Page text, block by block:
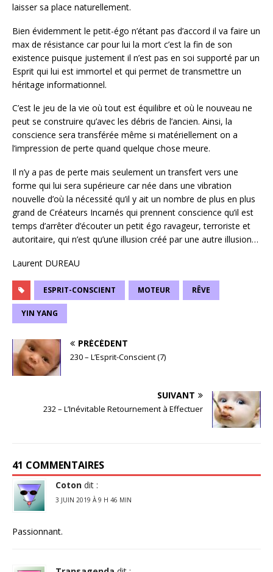
laisser sa place naturellement.
Bien évidemment le petit-égo n’étant pas d’accord il va faire un
max de résistance car pour lui la mort c’est la fin de son
existence puisque justement il n’est pas en soi supporté par un
Esprit qui lui est immortel et qui permet de transmettre un
héritage informationnel.
C’est le jeu de la vie où tout est équilibre et où le nouveau ne
peut se construire qu’avec les débris de l’ancien. Ainsi, la
conscience sera transférée même si matériellement on a
l’impression de perte quand quelque chose meure.
Il n’y a pas de perte mais seulement un transfert vers une
forme qui lui sera supérieure car née dans une vibration
nouvelle d’où la nécessité qu’il y ait un nombre de plus en plus
grand de Créateurs Incarnés qui prennent conscience qu’il est
temps d’arrêter d’écouter un petit égo ravageur, terroriste et
autoritaire, qui n’est qu’une illusion créé par une autre illusion…
Laurent DUREAU
ESPRIT-CONSCIENT MOTEUR RÊVE
YIN YANG
PRÉCÉDENT
230 – L’Esprit-Conscient (7)
SUIVANT
232 – L’Inévitable Retournement à Effectuer
41 COMMENTAIRES
Coton dit :
3 JUIN 2019 À 9 H 46 MIN
Passionnant.